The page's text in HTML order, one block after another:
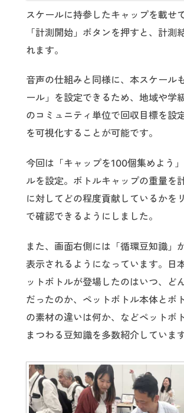
スケールに持参したキャップを載せ
「計測開始」ボタンを押すと、計測
れます。
音声の仕組みと同様に、本スケール
ール」を設定できるため、地域や学
のコミュニティ単位で回収目標を設
を可視化することが可能です。
今回は「キャップを100個集めよう
ルを設定。ボトルキャップの重量を
に対してどの程度貢献しているかを
で確認できるようにしました。
また、画面右側には「循環豆知識」
表示されるようになっています。日
ットボトルが登場したのはいつ、ど
だったのか、ペットボトル本体とボ
の素材の違いは何か、などペットボ
まつわる豆知識を多数紹介しています